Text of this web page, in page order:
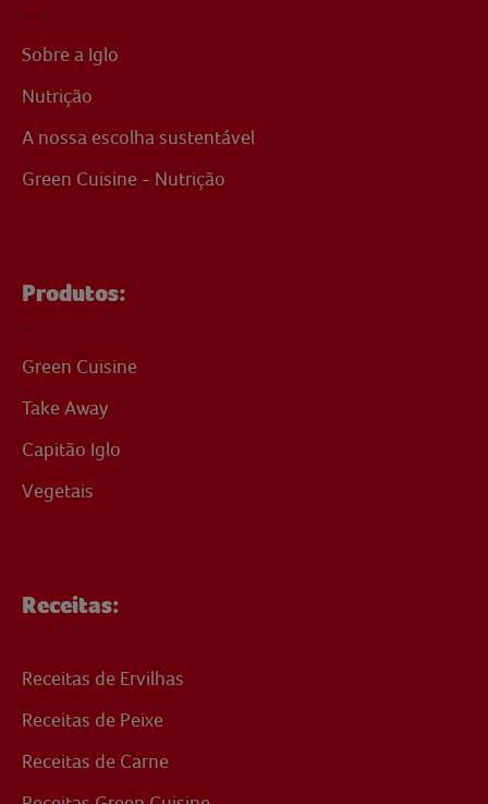
Sobre a Iglo
Nutrição
A nossa escolha sustentável
Green Cuisine - Nutrição
Produtos:
Green Cuisine
Take Away
Capitão Iglo
Vegetais
Receitas:
Receitas de Ervilhas
Receitas de Peixe
Receitas de Carne